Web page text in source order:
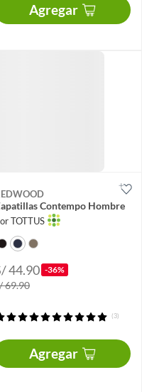
Agregar
Contempo Hombre
TOTTUS
44.90 -36%
69.90
(3)
Agregar